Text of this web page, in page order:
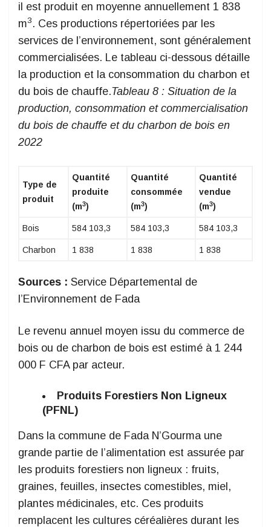
il est produit en moyenne annuellement 1 838
m3 . Ces productions répertoriées par les
services de l’environnement, sont généralement
commercialisées. Le tableau ci-dessous détaille
la production et la consommation du charbon et
du bois de chauffe.Tableau 8 : Situation de la
production, consommation et commercialisation
du bois de chauffe et du charbon de bois en
2022
Type de
produit
Quantité
produite
(m3)
Quantité
consommée
(m3)
Quantité
vendue
(m3)
Bois 584 103,3 584 103,3 584 103,3
Charbon 1 838 1 838 1 838
Sources : Service Départemental de
l’Environnement de Fada
Le revenu annuel moyen issu du commerce de
bois ou de charbon de bois est estimé à 1 244
000 F CFA par acteur.
Produits Forestiers Non Ligneux
(PFNL)
Dans la commune de Fada N’Gourma une
grande partie de l’alimentation est assurée par
les produits forestiers non ligneux : fruits,
graines, feuilles, insectes comestibles, miel,
plantes médicinales, etc. Ces produits
remplacent les cultures céréalières durant les